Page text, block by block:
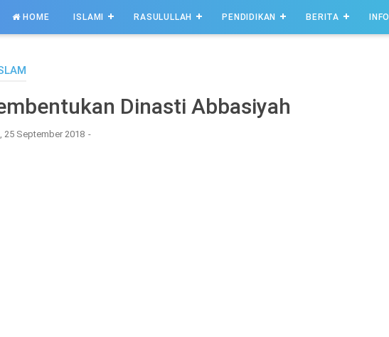
HOME ISLAMI RASULULLAH PENDIDIKAN BERITA INFO
Dinasti Abbasiyah
25 September 2018